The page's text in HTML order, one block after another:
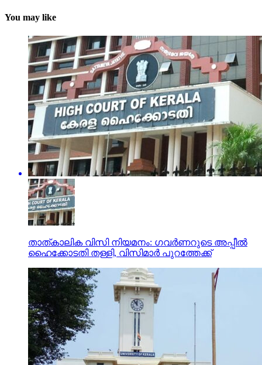
You may like
താത്കാലിക വിസി നിയമനം: ഗവര്‍ണറുടെ അപ്പീല്‍
ഹൈക്കോടതി തള്ളി, വിസിമാര്‍ പുറത്തേക്ക്